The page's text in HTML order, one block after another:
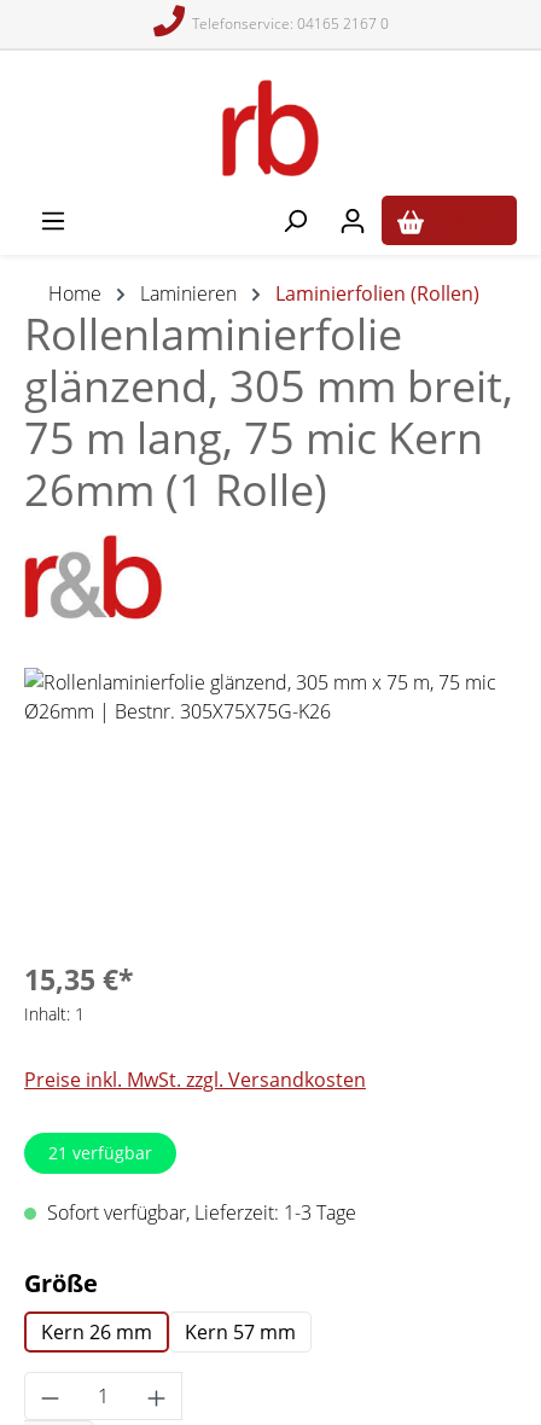
Telefonservice: 04165 2167 0
Home Laminieren Laminierfolien (Rollen)
Rollenlaminierfolie
glänzend, 305 mm breit,
75 m lang, 75 mic Kern
26mm (1 Rolle)
Bildergalerie überspringen
15,35 €*
Inhalt: 1
Preise inkl. MwSt. zzgl. Versandkosten
21 verfügbar
Sofort verfügbar, Lieferzeit: 1-3 Tage
Größe
Kern 26 mm Kern 57 mm
Produkt Anzahl: Gib den gewünschten